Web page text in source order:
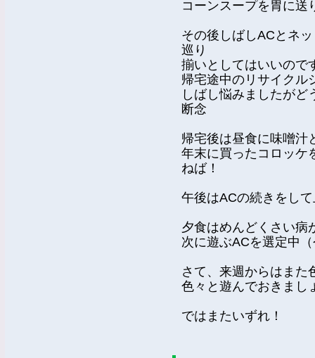
コーンスープを胃に送
その後しばしACとネ
巡り
揃いとしてはいいので
帰宅途中のリサイクル
しばし悩みましたがど
断念
帰宅後は昼食に味噌汁
年末に買ったコロッケ
ねば！
午後はACの続きをし
夕食はめんどくさい病
次に遊ぶACを選定中
さて、来週からはまた
色々と遊んでおきまし
ではまたいずれ！